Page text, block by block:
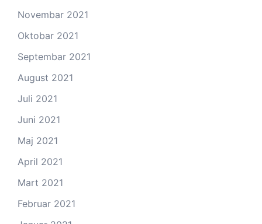
Novembar 2021
Oktobar 2021
Septembar 2021
August 2021
Juli 2021
Juni 2021
Maj 2021
April 2021
Mart 2021
Februar 2021